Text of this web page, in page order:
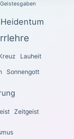
Geistesgaben
Heidentum
Lauheit
Sonnengott
Zeitgeist